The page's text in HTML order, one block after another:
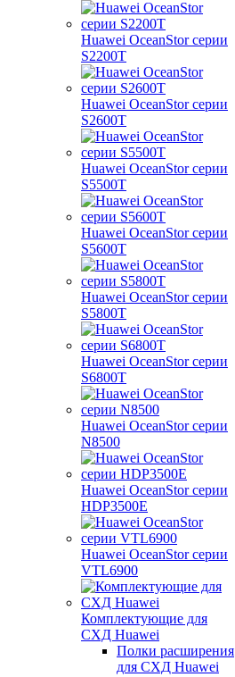
Huawei OceanStor серии
S2200T
Huawei OceanStor серии
S2600T
Huawei OceanStor серии
S5500T
Huawei OceanStor серии
S5600T
Huawei OceanStor серии
S5800T
Huawei OceanStor серии
S6800T
Huawei OceanStor серии
N8500
Huawei OceanStor серии
HDP3500E
Huawei OceanStor серии
VTL6900
Комплектующие для
СХД Huawei
Полки расширения
для СХД Huawei